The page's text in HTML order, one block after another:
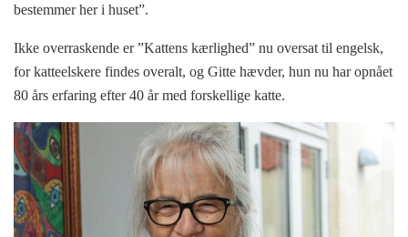
bestemmer her i huset”.
Ikke overraskende er ”Kattens kærlighed” nu oversat til engelsk,
for katteelskere findes overalt, og Gitte hævder, hun nu har opnået
80 års erfaring efter 40 år med forskellige katte.